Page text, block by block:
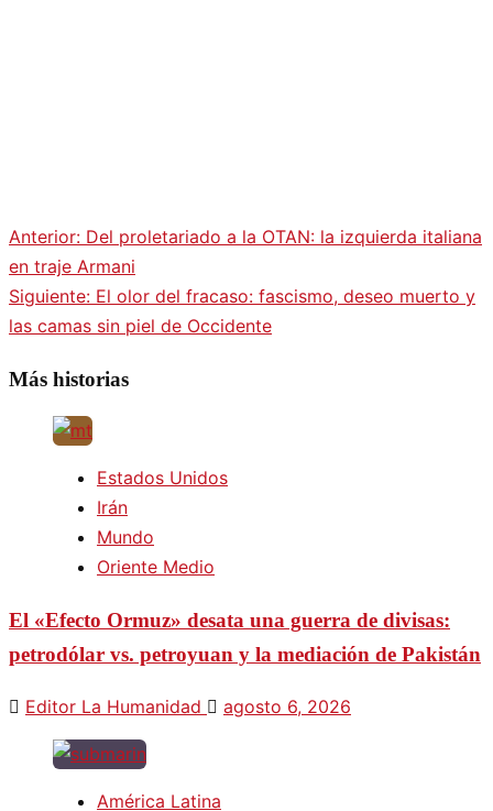
Navegación
de
entradas
Anterior: Del proletariado a la OTAN: la izquierda italiana
en traje Armani
Siguiente: El olor del fracaso: fascismo, deseo muerto y
las camas sin piel de Occidente
Más historias
Estados Unidos
Irán
Mundo
Oriente Medio
El «Efecto Ormuz» desata una guerra de divisas:
petrodólar vs. petroyuan y la mediación de Pakistán
Editor La Humanidad agosto 6, 2026
América Latina